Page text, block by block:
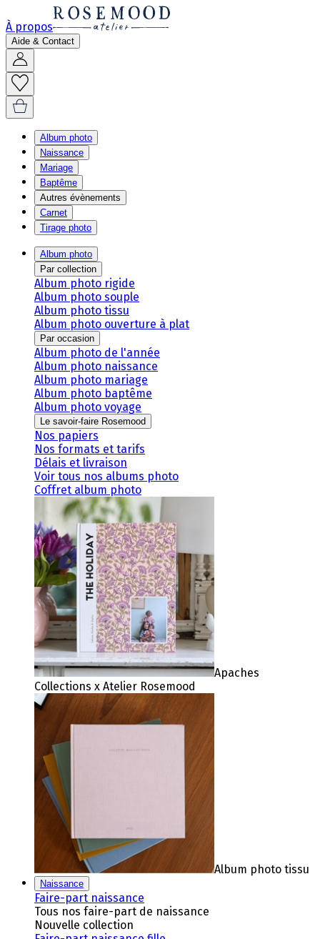
À propos
Aide & Contact
Album photo
Naissance
Mariage
Baptême
Autres évènements
Carnet
Tirage photo
Album photo
Par collection
Album photo rigide
Album photo souple
Album photo tissu
Album photo ouverture à plat
Par occasion
Album photo de l'année
Album photo naissance
Album photo mariage
Album photo baptême
Album photo voyage
Le savoir-faire Rosemood
Nos papiers
Nos formats et tarifs
Délais et livraison
Voir tous nos albums photo
Coffret album photo
Apaches
Collections x Atelier Rosemood
Album photo tissu
Naissance
Faire-part naissance
Tous nos faire-part de naissance
Nouvelle collection